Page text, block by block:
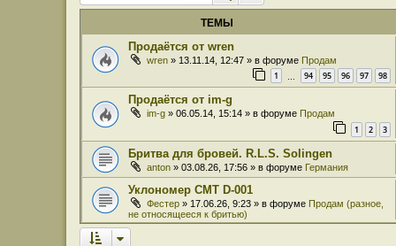
ТЕМЫ
Продаётся от wren
wren » 13.11.14, 12:47 » в форуме Продам
1 94 95 96 97 98
Продаётся от im-g
im-g » 06.05.14, 15:14 » в форуме Продам
1 2 3
Бритва для бровей. R.L.S. Solingen
anton » 03.08.26, 17:56 » в форуме Германия
Уклономер СМТ D-001
Фестер » 17.06.26, 9:23 » в форуме Продам (разное,
не относящееся к бритью)